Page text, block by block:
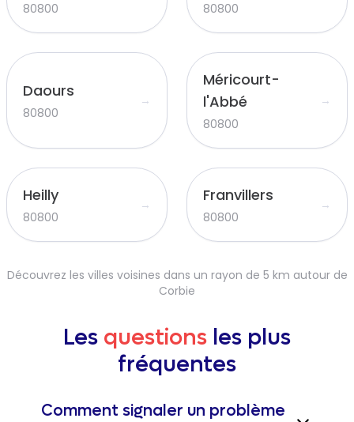
80800 80800
Daours
80800
→
Méricourt-
l'Abbé
80800
→
Heilly
80800
→ Franvillers
80800
→
Découvrez les villes voisines dans un rayon de 5 km autour de
Corbie
Les questions les plus
fréquentes
Comment signaler un problème